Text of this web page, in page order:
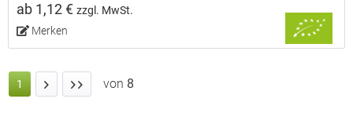
ab 1,12 €zzgl. MwSt.
Merken
1 von 8